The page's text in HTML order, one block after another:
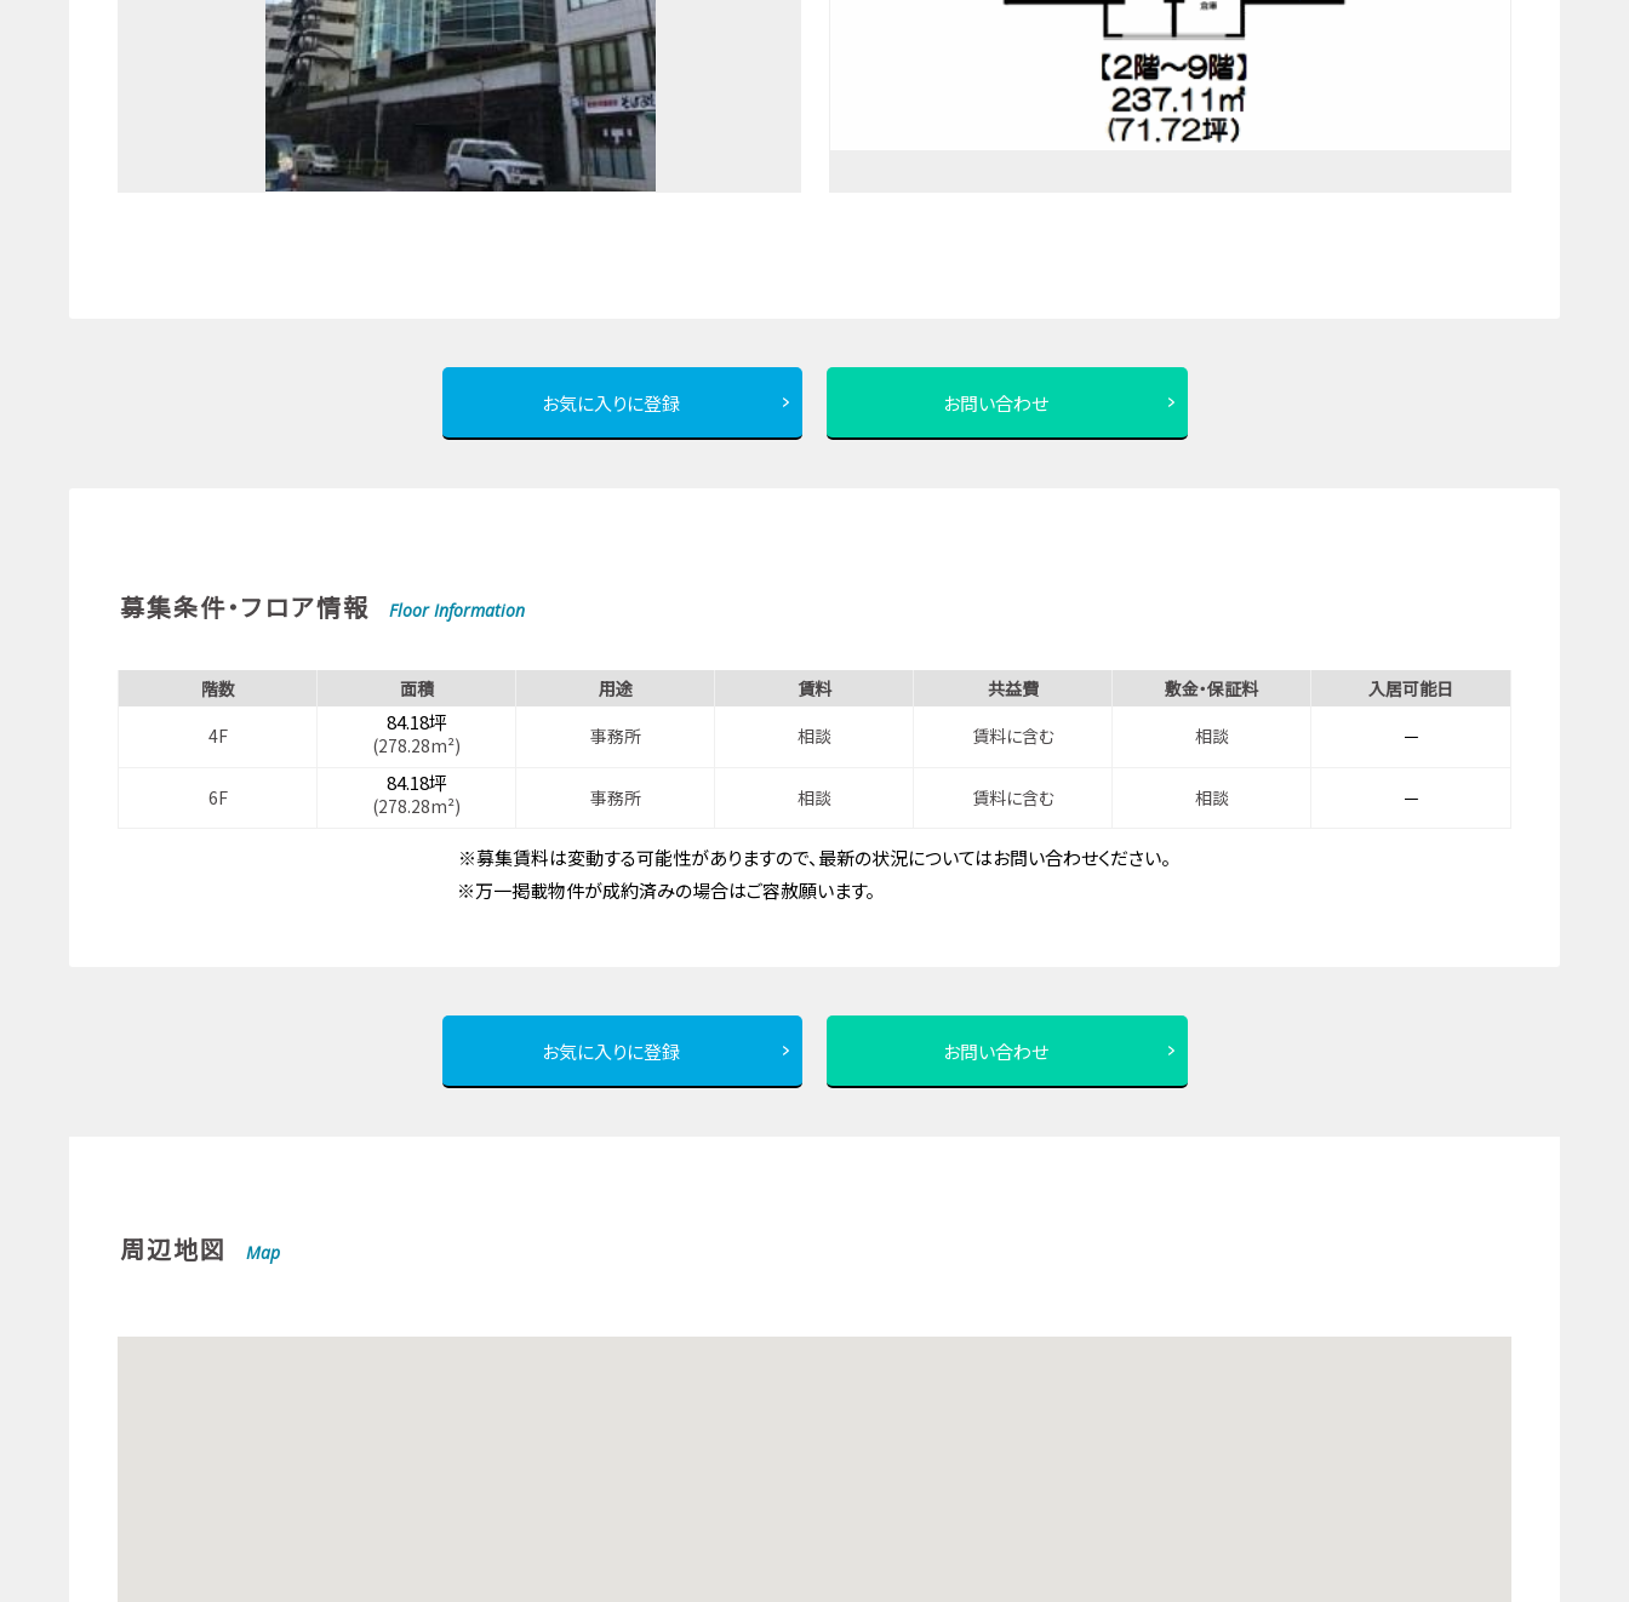
お気に入りに登録 お問い合わせ
募集条件・フロア情報 Floor Information
階数 面積 用途 賃料 共益費 敷金・保証料
入居可能日
4F
84.18坪
(278.28m²) 事務所 相談 賃料に含む 相談 －
6F
84.18坪
(278.28m²) 事務所 相談 賃料に含む 相談 －
※募集賃料は変動する可能性がありますので、最新の状況についてはお問い合わせください。
※万一掲載物件が成約済みの場合はご容赦願います。
お気に入りに登録 お問い合わせ
周辺地図 Map